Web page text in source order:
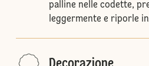
palline nelle codette,
leggermente e riporle